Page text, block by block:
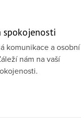
spokojenosti
komunikace a osobní
nám na vaší